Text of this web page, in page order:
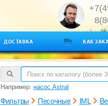
ДОСТАВКА КАК
Например: насос Astral
Фильтры Песочные IML